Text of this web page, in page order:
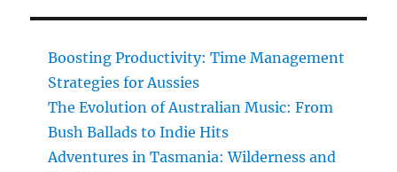
Boosting Productivity: Time Management
Strategies for Aussies
The Evolution of Australian Music: From
Bush Ballads to Indie Hits
Adventures in Tasmania: Wilderness and